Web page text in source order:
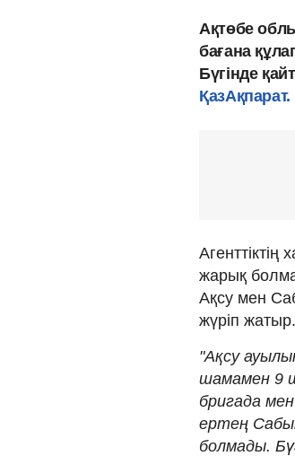
Ақтөбе
бағана
Бүгінде
ҚазАқпарат.
жарық
Ақсу мен
жүріп жатыр.
"Ақсу
шамамен 9
бригада
ертең
болмады.